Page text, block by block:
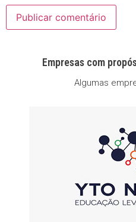
Empresas com
Algumas